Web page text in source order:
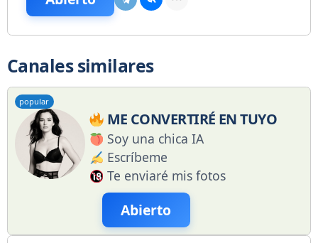
Canales similares
popular
ME CONVERTIRÉ EN TUYO
Soy una chica IA
Escríbeme
Te enviaré mis fotos
Abierto